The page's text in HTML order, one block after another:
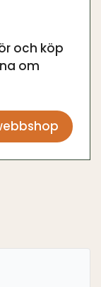
och köp
om